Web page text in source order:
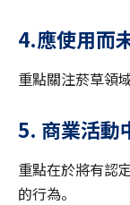
4.應使用而
重點關注菸草領
5. 商業活動
重點在於將有認
的行為。